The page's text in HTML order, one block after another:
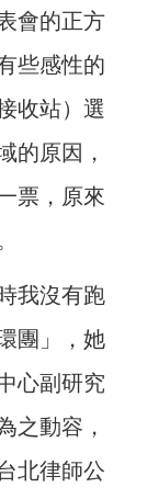
會的正方
些感性的
收站）選
的原因，
票，原來
我沒有跑
團」，她
心副研究
之動容，
北律師公